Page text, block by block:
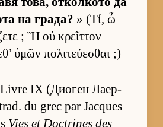
на гра­да? » (Τί, ὦ
; Ἢ οὐ κρεῖττον
ὑμῶν πολιτεύεσθαι ;)
Livre IX (Ди­о­ген Ла­ер­
du grec par Jacques
Vies et Doctrines des